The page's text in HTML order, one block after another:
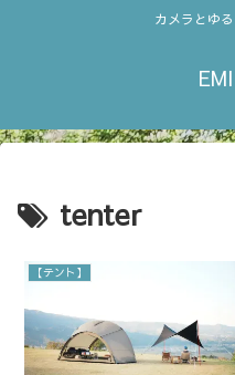
カメラとゆ
tenter
【テント】